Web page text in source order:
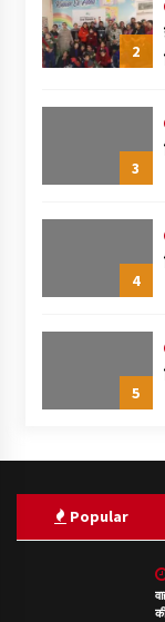
2
3
4
5
Popular